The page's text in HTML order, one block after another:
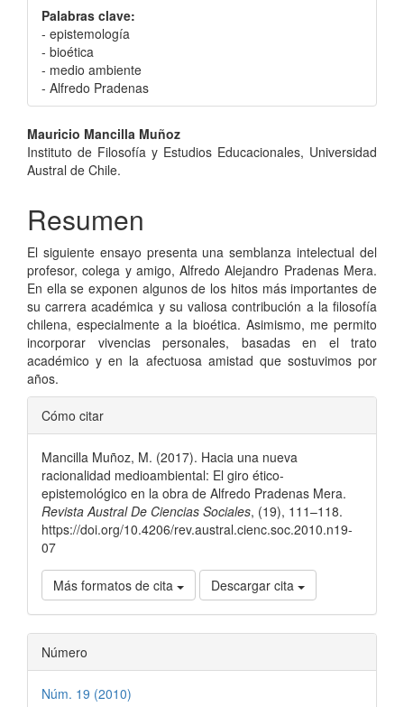
Palabras clave:
- epistemología
- bioética
- medio ambiente
- Alfredo Pradenas
Contenido
principal
artículo
Mauricio Mancilla Muñoz
Instituto de Filosofía y Estudios Educacionales, Universidad
Austral de Chile.
Resumen
El siguiente ensayo presenta una semblanza intelectual del
profesor, colega y amigo, Alfredo Alejandro Pradenas Mera.
En ella se exponen algunos de los hitos más importantes de
su carrera académica y su valiosa contribución a la filosofía
chilena, especialmente a la bioética. Asimismo, me permito
incorporar vivencias personales, basadas en el trato
académico y en la afectuosa amistad que sostuvimos por
años.
Detalles
del
artículo
Cómo citar
Mancilla Muñoz, M. (2017). Hacia una nueva
racionalidad medioambiental: El giro ético-
epistemológico en la obra de Alfredo Pradenas Mera.
Revista Austral De Ciencias Sociales, (19), 111–118.
https://doi.org/10.4206/rev.austral.cienc.soc.2010.n19-
07
Más formatos de cita Descargar cita
Número
Núm. 19 (2010)